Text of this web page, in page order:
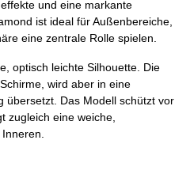
und eine markante
ist ideal für Außenbereiche,
eine zentrale Rolle spielen.
optisch leichte Silhouette. Die
wird aber in eine
übersetzt. Das Modell schützt vor
zugleich eine weiche,